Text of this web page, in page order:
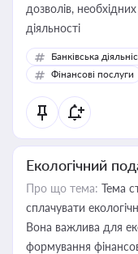
дозволів,
діяльності
Банківська
Фінансові послуги
Екологічний
Про що тема: Тема
сплачувати
Вона важлива для
формування